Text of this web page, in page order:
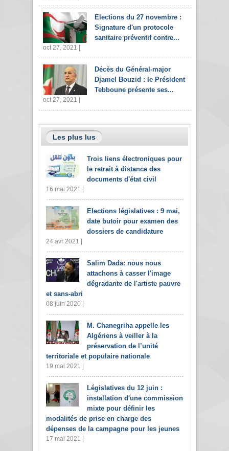
Elections du 27 novembre :
Signature d'un protocole
sanitaire préventif contre...
oct 27, 2021 |
Décès du Général-major
Djamel Bouzid : le Président
Tebboune présente ses...
oct 27, 2021 |
Les plus lus
Trois liens électroniques pour
le retrait à distance des
documents d'état civil
16 mai 2021 |
Elections législatives : 9 mai,
date butoir pour examen des
dossiers de candidature
24 avr 2021 |
Salim Dada: nous nous
attachons à casser l'image
dégradante de l'artiste pauvre
et sans-abri
08 juin 2020 |
M. Chanegriha appelle les
Algériens à veiller à la
préservation de l’unité
territoriale et populaire nationale
19 mai 2021 |
Législatives du 12 juin :
installation d'une commission
mixte pour définir les
modalités de prise en charge des
dépenses de la campagne pour les jeunes
17 mai 2021 |